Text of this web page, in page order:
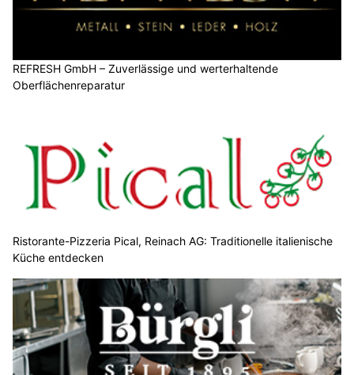
REFRESH GmbH – Zuverlässige und werterhaltende
Oberflächenreparatur
Ristorante-Pizzeria Pical, Reinach AG: Traditionelle italienische
Küche entdecken